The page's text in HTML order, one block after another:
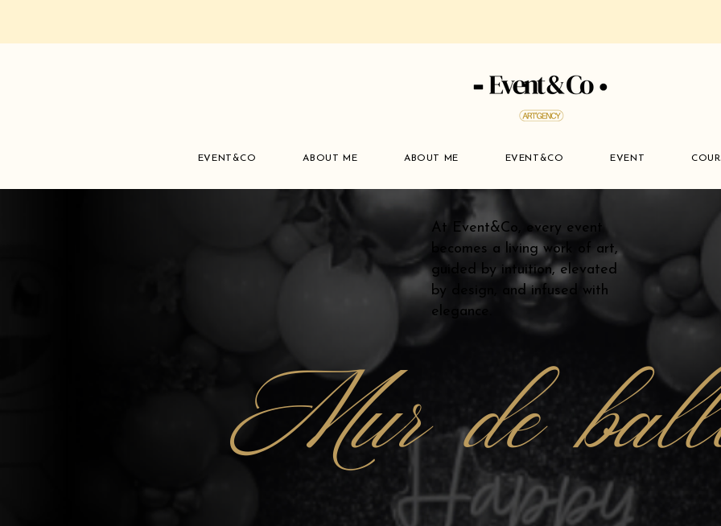
EVENT&CO ABOUT ME ABOUT ME EVENT&CO EVENT
At Event&Co, every event
becomes a living work of art,
guided by intuition, elevated
by design, and infused with
elegance.
Mur de